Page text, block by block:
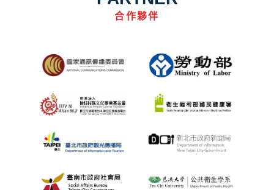
合作夥伴